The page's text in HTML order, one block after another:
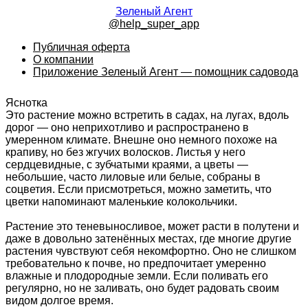
Зеленый Агент
@help_super_app
Публичная оферта
О компании
Приложение Зеленый Агент — помощник садовода
Яснотка
Это растение можно встретить в садах, на лугах, вдоль
дорог — оно неприхотливо и распространено в
умеренном климате. Внешне оно немного похоже на
крапиву, но без жгучих волосков. Листья у него
сердцевидные, с зубчатыми краями, а цветы —
небольшие, часто лиловые или белые, собраны в
соцветия. Если присмотреться, можно заметить, что
цветки напоминают маленькие колокольчики.
Растение это теневыносливое, может расти в полутени и
даже в довольно затенённых местах, где многие другие
растения чувствуют себя некомфортно. Оно не слишком
требовательно к почве, но предпочитает умеренно
влажные и плодородные земли. Если поливать его
регулярно, но не заливать, оно будет радовать своим
видом долгое время.